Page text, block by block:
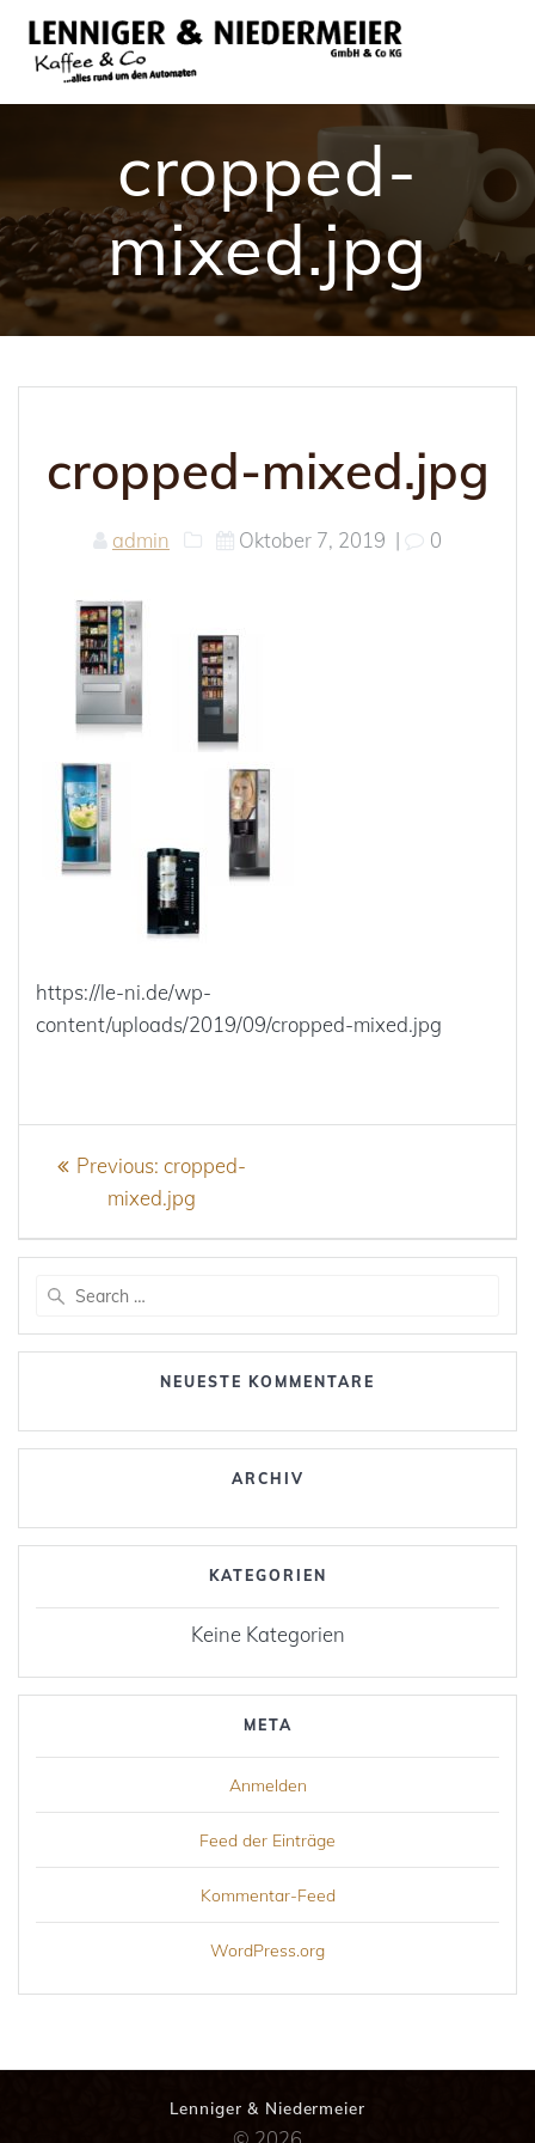
Skip
to
cropped-
mixed.jpg
cropped-mixed.jpg
admin Oktober 7, 2019 | 0
https://le-ni.de/wp-
content/uploads/2019/09/cropped-mixed.jpg
Beitragsnavigation
Previous: Previous
post:
cropped-
mixed.jpg
NEUESTE KOMMENTARE
ARCHIV
KATEGORIEN
Keine Kategorien
META
Anmelden
Feed der Einträge
Kommentar-Feed
WordPress.org
Lenniger & Niedermeier